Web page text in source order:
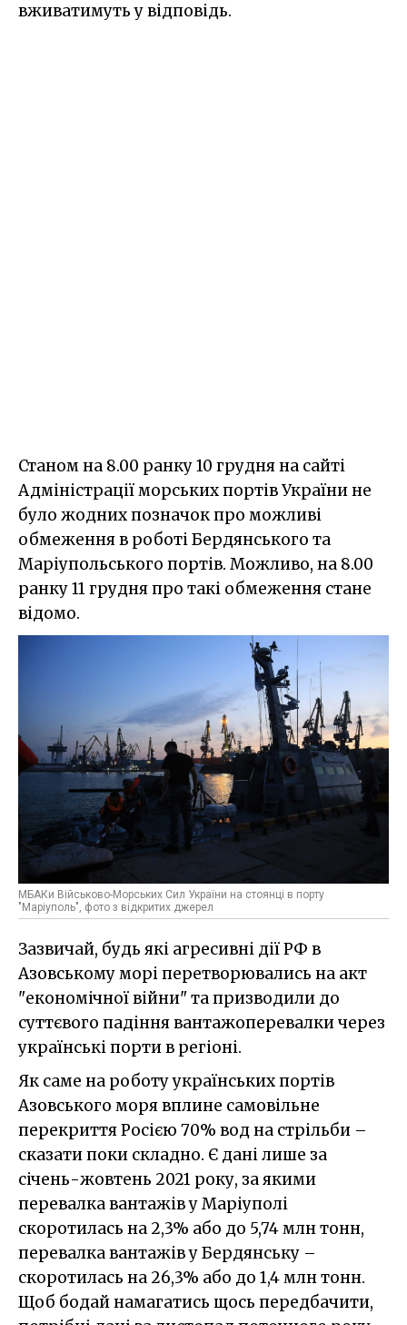
вживатимуть у відповідь.
Станом на 8.00 ранку 10 грудня на сайті
Адміністрації морських портів України не
було жодних позначок про можливі
обмеження в роботі Бердянського та
Маріупольського портів. Можливо, на 8.00
ранку 11 грудня про такі обмеження стане
відомо.
МБАКи Військово-Морських Сил України на стоянці в порту
"Маріуполь", фото з відкритих джерел
Зазвичай, будь які агресивні дії РФ в
Азовському морі перетворювались на акт
"економічної війни" та призводили до
суттєвого падіння вантажоперевалки через
українські порти в регіоні.
Як саме на роботу українських портів
Азовського моря вплине самовільне
перекриття Росією 70% вод на стрільби –
сказати поки складно. Є дані лише за
січень-жовтень 2021 року, за якими
перевалка вантажів у Маріуполі
скоротилась на 2,3% або до 5,74 млн тонн,
перевалка вантажів у Бердянську –
скоротилась на 26,3% або до 1,4 млн тонн.
Щоб бодай намагатись щось передбачити,